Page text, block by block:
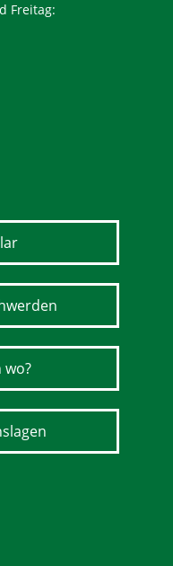
Freitag:
wo?